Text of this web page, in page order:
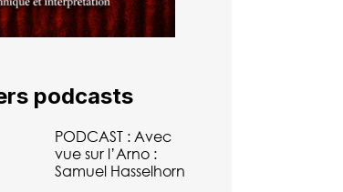
podcasts
PODCAST : Avec
vue sur l’Arno :
Samuel Hasselhorn